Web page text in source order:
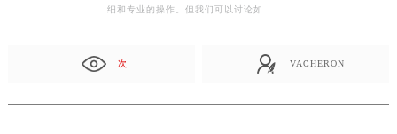
细和专业的操作。但我们可以讨论如…
次 VACHERON